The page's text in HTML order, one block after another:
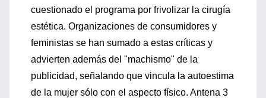
cuestionado el programa por frivolizar la cirugía
estética. Organizaciones de consumidores y
feministas se han sumado a estas críticas y
advierten además del "machismo" de la
publicidad, señalando que vincula la autoestima
de la mujer sólo con el aspecto físico. Antena 3